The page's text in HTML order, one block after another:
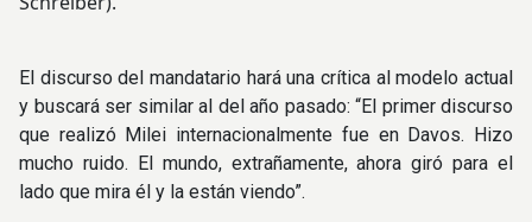
El discurso del mandatario hará una crítica al modelo actual
y buscará ser similar al del año pasado: “El primer discurso
que realizó Milei internacionalmente fue en Davos. Hizo
mucho ruido. El mundo, extrañamente, ahora giró para el
lado que mira él y la están viendo”.